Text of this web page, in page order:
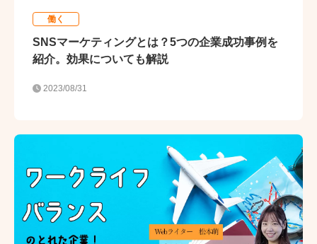
働く
SNSマーケティングとは？5つの企業成功事例を
紹介。効果についても解説
2023/08/31